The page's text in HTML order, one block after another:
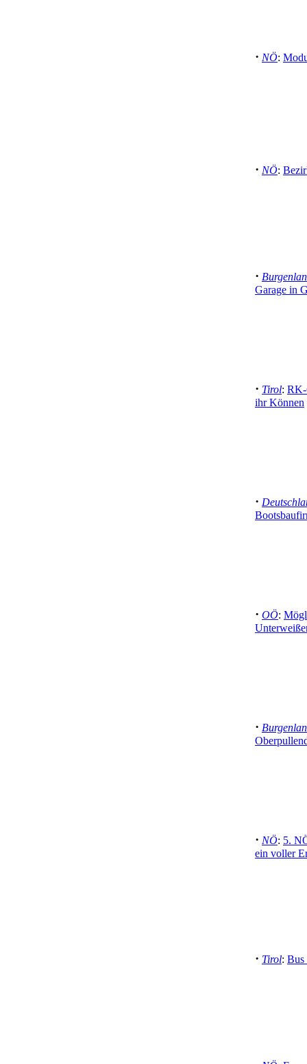
· NÖ:
· NÖ:
·
Garage in
· Tirol: RK-
ihr Können
·
· OÖ:
·
· NÖ: 5.
ein voller
· Tirol: